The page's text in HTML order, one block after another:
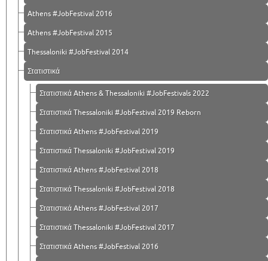
Athens #JobFestival 2016
Athens #JobFestival 2015
Thessaloniki #JobFestival 2014
Στατιστικά
Στατιστικά Athens & Thessaloniki #JobFestivals 2022
Στατιστικά Thessaloniki #JobFestival 2019 Reborn
Στατιστικά Athens #JobFestival 2019
Στατιστικά Thessaloniki #JobFestival 2019
Στατιστικά Athens #JobFestival 2018
Στατιστικά Thessaloniki #JobFestival 2018
Στατιστικά Athens #JobFestival 2017
Στατιστικά Thessaloniki #JobFestival 2017
Στατιστικά Athens #JobFestival 2016